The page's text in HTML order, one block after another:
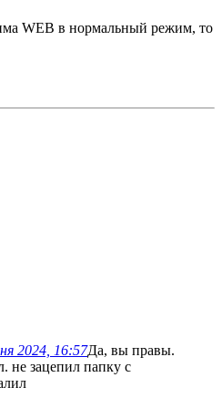
WEB в нормальный режим, то
2024, 16:57Да, вы правы.
не зацепил папку с